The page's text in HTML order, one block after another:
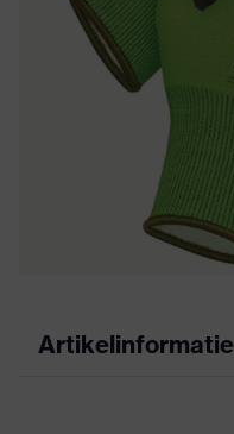
Artikelinformatie